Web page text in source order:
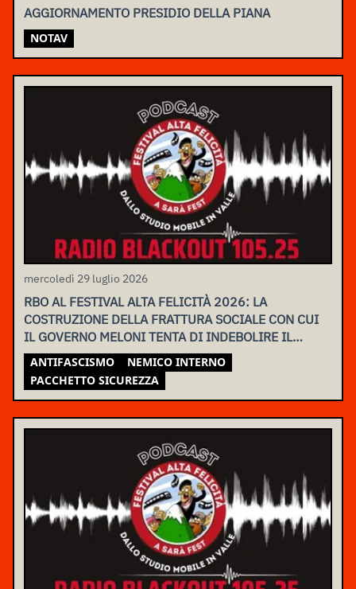
AGGIORNAMENTO PRESIDIO DELLA PIANA
NOTAV
mercoledì 29 luglio 2026
RBO AL FESTIVAL ALTA FELICITÀ 2026: LA
COSTRUZIONE DELLA FRATTURA SOCIALE CON CUI
IL GOVERNO MELONI TENTA DI INDEBOLIRE IL
MOVIMENTO
ANTIFASCISMO
NEMICO INTERNO
PACCHETTO SICUREZZA